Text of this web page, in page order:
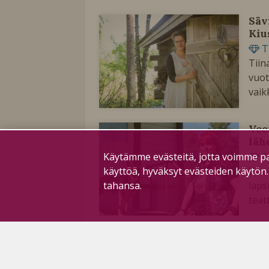
Käytämme evästeitä, jotta voimme
käyttöä, hyväksyt evästeiden
tahansa.